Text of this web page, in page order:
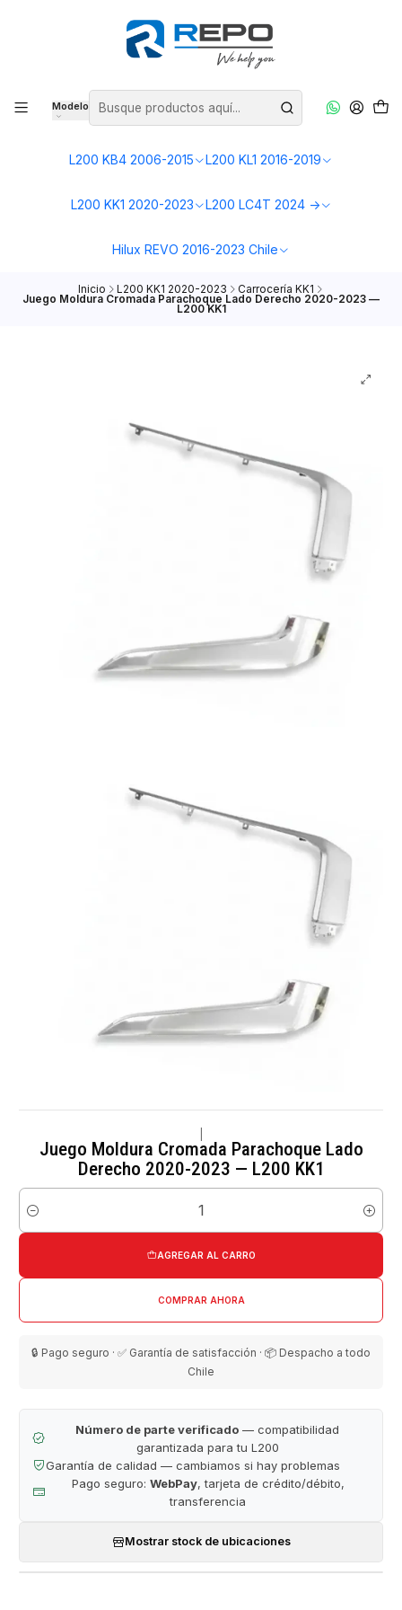
Modelo
L200 KB4 2006-2015 L200 KL1 2016-2019
L200 KK1 2020-2023 L200 LC4T 2024 ->
Hilux REVO 2016-2023 Chile
Inicio L200 KK1 2020-2023 Carrocería KK1
Juego Moldura Cromada Parachoque Lado Derecho 2020-2023 —
L200 KK1
Juego Moldura Cromada Parachoque Lado
Derecho 2020-2023 — L200 KK1
Cantidad
AGREGAR AL CARRO
COMPRAR AHORA
🔒 Pago seguro · ✅ Garantía de satisfacción · 📦 Despacho a todo
Chile
Número de parte verificado — compatibilidad
garantizada para tu L200
Garantía de calidad — cambiamos si hay problemas
Pago seguro: WebPay, tarjeta de crédito/débito,
transferencia
Mostrar stock de ubicaciones